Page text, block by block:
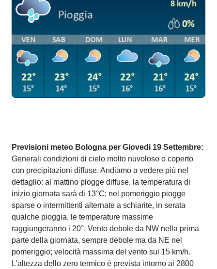
Previsioni meteo Bologna per Giovedi 19 Settembre:
Generali condizioni di cielo molto nuvoloso o coperto
con precipitazioni diffuse. Andiamo a vedere piú nel
dettaglio: al mattino piogge diffuse, la temperatura di
inizio giornata sarà di 13°C; nel pomeriggio piogge
sparse o intermittenti alternate a schiarite, in serata
qualche pioggia, le temperature massime
raggiungeranno i 20°. Vento debole da NW nella prima
parte della giornata, sempre debole ma da NE nel
pomeriggio; velocità massima del vento sui 15 km/h.
L'altezza dello zero termico è prevista intorno ai 2800